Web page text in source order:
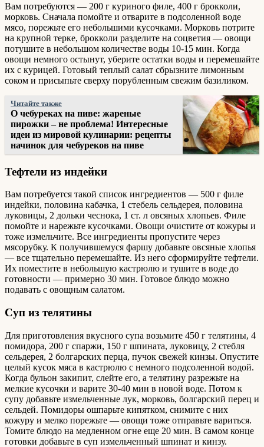
Вам потребуются — 200 г куриного филе, 400 г брокколи,
морковь. Сначала помойте и отварите в подсоленной воде
мясо, порежьте его небольшими кусочками. Морковь потрите
на крупной терке, брокколи разделите на соцветия — овощи
потушите в небольшом количестве воды 10-15 мин. Когда
овощи немного остынут, уберите остатки воды и перемешайте
их с курицей. Готовый теплый салат сбрызните лимонным
соком и присыпьте сверху порубленным свежим базиликом.
Читайте также
О чебуреках на пиве: жареные
пирожки – не проблема! Интересные
идеи из мировой кулинарии: рецепты
начинок для чебуреков на пиве
Тефтели из индейки
Вам потребуется такой список ингредиентов — 500 г филе
индейки, половина кабачка, 1 стебель сельдерея, половина
луковицы, 2 дольки чеснока, 1 ст. л овсяных хлопьев. Филе
помойте и нарежьте кусочками. Овощи очистите от кожуры и
тоже измельчите. Все ингредиенты пропустите через
мясорубку. К получившемуся фаршу добавьте овсяные хлопья
— все тщательно перемешайте. Из него сформируйте тефтели.
Их поместите в небольшую кастрюлю и тушите в воде до
готовности — примерно 30 мин. Готовое блюдо можно
подавать с овощным салатом.
Суп из телятины
Для приготовления вкусного супа возьмите 450 г телятины, 4
помидора, 200 г спаржи, 150 г шпината, луковицу, 2 стебля
сельдерея, 2 болгарских перца, пучок свежей кинзы. Опустите
целый кусок мяса в кастрюлю с немного подсоленной водой.
Когда бульон закипит, слейте его, а телятину разрежьте на
мелкие кусочки и варите 30-40 мин в новой воде. Потом к
супу добавьте измельченные лук, морковь, болгарский перец и
сельдей. Помидоры ошпарьте кипятком, снимите с них
кожуру и мелко порежьте — овощи тоже отправьте вариться.
Томите блюдо на медленном огне еще 20 мин. В самом конце
готовки добавьте в суп измельченный шпинат и кинзу.